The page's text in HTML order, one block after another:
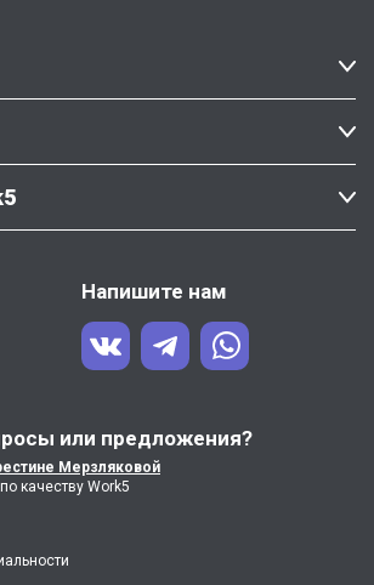
Напишите нам
или предложения?
Мерзляковой
качеству Work5